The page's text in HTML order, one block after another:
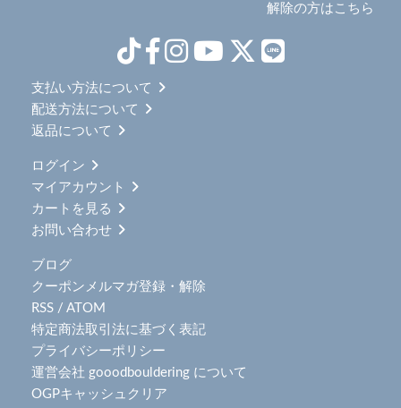
解除の方はこちら
支払い方法について
配送方法について
返品について
ログイン
マイアカウント
カートを見る
お問い合わせ
ブログ
クーポンメルマガ登録・解除
RSS / ATOM
特定商法取引法に基づく表記
プライバシーポリシー
運営会社 gooodbouldering について
OGPキャッシュクリア